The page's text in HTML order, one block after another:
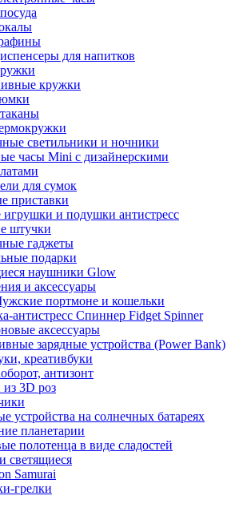
для напитков
кружки
светильники и ночники
часы Mini с дизайнерскими
для сумок
приставки
и подушки антистресс
штучки
гаджеты
подарки
наушники Glow
и аксессуары
портмоне и кошельки
антистресс Спиннер Fidget Spinner
аксессуары
зарядные устройства (Power Bank)
креативбуки
антизонт
3D роз
устройства на солнечных батареях
планетарии
полотенца в виде сладостей
светящиеся
Samurai
грелки